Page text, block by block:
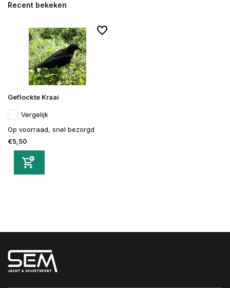
Recent bekeken
Geflockte Kraai
Vergelijk
Op voorraad, snel bezorgd
€5,50